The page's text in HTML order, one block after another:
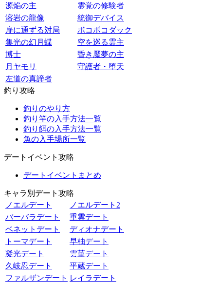
源焔の主
霊覚の修験者
溶岩の龍像
統御デバイス
扉に通ずる対局
ボコボコダック
集光の幻月蝶
空を巡る霊主
博士
昏き魘夢の主
月ヤモリ
守護者・堕天
左道の真諦者
釣り攻略
釣りのやり方
釣り竿の入手方法一覧
釣り餌の入手方法一覧
魚の入手場所一覧
デートイベント攻略
デートイベントまとめ
キャラ別デート攻略
ノエルデート
ノエルデート2
バーバラデート
重雲デート
ベネットデート
ディオナデート
トーマデート
早柚デート
凝光デート
雲菫デート
久岐忍デート
平蔵デート
ファルザンデート レイラデート